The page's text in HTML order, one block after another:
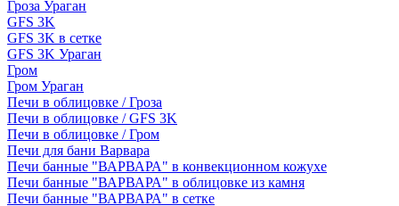
Гроза Ураган
GFS 3K
GFS 3K в сетке
GFS 3K Ураган
Гром
Гром Ураган
Печи в облицовке / Гроза
Печи в облицовке / GFS 3K
Печи в облицовке / Гром
Печи для бани Варвара
Печи банные "ВАРВАРА" в конвекционном кожухе
Печи банные "ВАРВАРА" в облицовке из камня
Печи банные "ВАРВАРА" в сетке